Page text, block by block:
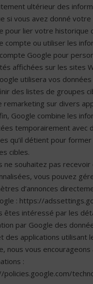
ultérieur des
si vous avez donné votre
pour lier votre historique
compte ou utiliser les
Google pour
affichées sur les sites
utilisera vos
des listes de groupes
remarketing sur divers
Google combine les
temporairement avec
qu’il détient pour
cibles.
ne souhaitez pas recevoir
vous pouvez
d’annonces
: https://
êtes intéressé par les
par Google des
des applications utilisant
nous vous encourageons
:
policies.google.com/